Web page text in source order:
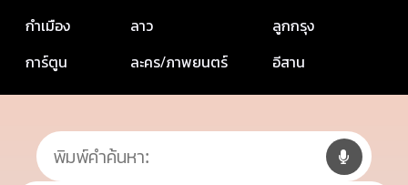
กำเมือง
ลาว
ลูกกรุง
การ์ตูน
ละคร/ภาพยนตร์ อีสาน